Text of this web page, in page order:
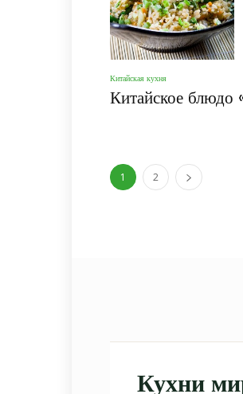
Китайская кухня
Китайское блюдо
1 2
Кухни